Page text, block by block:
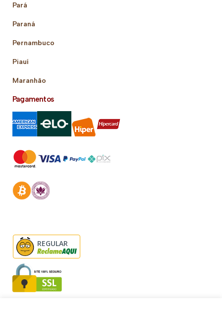
Pará
Paraná
Pernambuco
Piauí
Maranhão
Pagamentos
REGULAR